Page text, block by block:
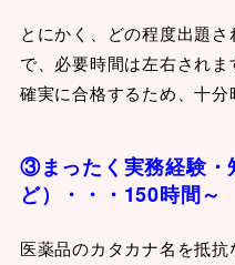
とにかく、どの程度出題
で、必要時間は左右されま
確実に合格するため、十分
③まったく実務経験・
ど）・・・150時間～
医薬品のカタカナ名を抵